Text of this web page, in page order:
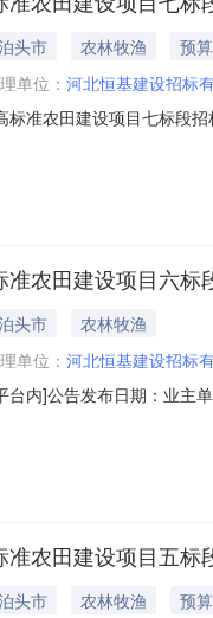
头市 农林牧渔
预
单位： 河北恒基建设招标
标准农田建设项目七标段
，建设资金来自中央投
农田建设项目六标
头市
农林牧渔
单位： 河北恒基建设招标
台内]公告发布日期：业主
-->招标内容：-->泊头市
农田建设项目五标
头市 农林牧渔
预